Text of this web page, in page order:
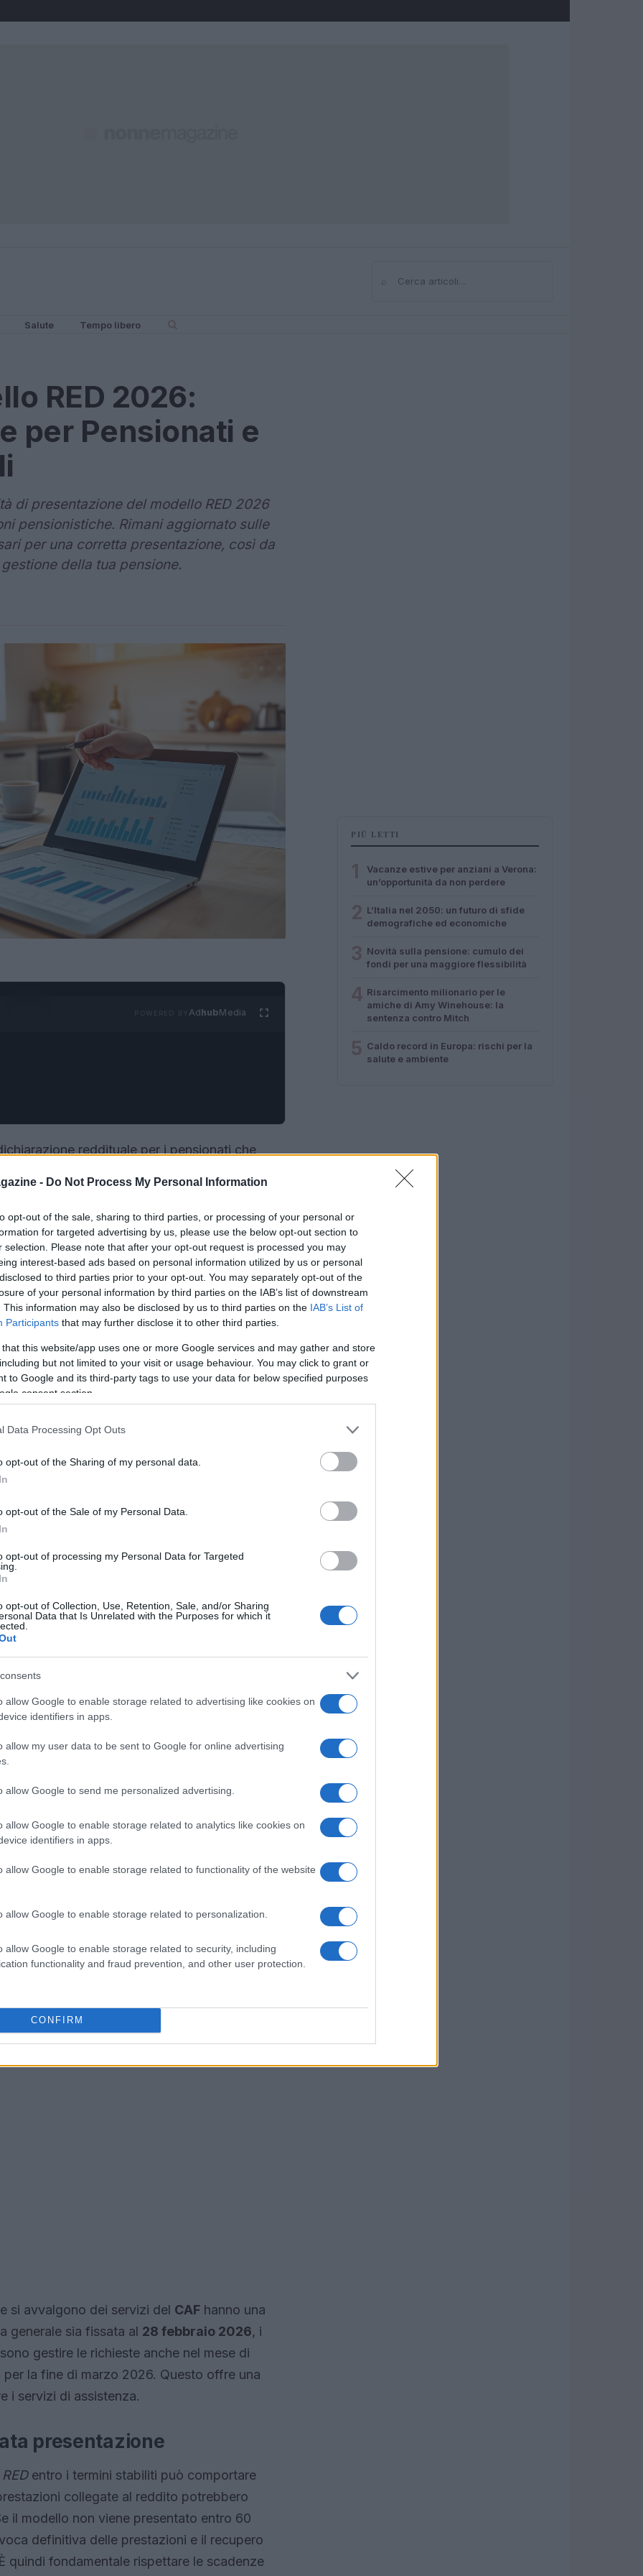
- Do Not Process My Personal Information
opt-out of the sale, sharing to third parties, or processing of your personal or
for targeted advertising by us, please use the below opt-out section to
selection. Please note that after your opt-out request is processed you may
interest-based ads based on personal information utilized by us or personal
to third parties prior to your opt-out. You may separately opt-out of the
of your personal information by third parties on the IAB’s list of downstream
This information may also be disclosed by us to third parties on the IAB’s List of
Participants that may further disclose it to other third parties.
that this website/app uses one or more Google services and may gather and store
but not limited to your visit or usage behaviour. You may click to grant or
to Google and its third-party tags to use your data for below specified purposes
consent section.
Data Processing Opt Outs
opt-out of the Sharing of my personal data.
opt-out of the Sale of my Personal Data.
opt-out of processing my Personal Data for Targeted
opt-out of Collection, Use, Retention, Sale, and/or Sharing
Data that Is Unrelated with the Purposes for which it
allow Google to enable storage related to advertising like cookies on
identifiers in apps.
allow my user data to be sent to Google for online advertising
allow Google to send me personalized advertising.
allow Google to enable storage related to analytics like cookies on
identifiers in apps.
allow Google to enable storage related to functionality of the website
allow Google to enable storage related to personalization.
allow Google to enable storage related to security, including
functionality and fraud prevention, and other user protection.
CONFIRM
⌕Cerca
Salute Tempo libero
RED 2026:
per Pensionati e
di presentazione del modello RED 2026
pensionistiche. Rimani aggiornato sulle
per una corretta presentazione, così da
della tua pensione.
AdhubMedia
reddituale per i pensionati che
dichiarazione riguarda i redditi percepiti
il
. È essenziale chiarire chi
essere le conseguenze in caso di omessa
RED 2026
per i pensionati che ricevono prestazioni
Tra queste prestazioni rientrano
al trattamento minimo e la
quattordicesima
integralmente i propri redditi all’Agenzia
il modello.
attraverso vari canali, come la notifica
, l’app
sono fondamentali per evitare malintesi
del modello
RED 2026. Gli interessati possono
(CAF)
autonoma, è necessario utilizzare
, laCIEo l’ eIDAS, accedendo al servizio RED
si avvalgono dei servizi del CAF hanno una
generale sia fissata al 28 febbraio 2026, i
gestire le richieste anche nel mese di
la fine di marzo 2026. Questo offre una
i servizi di assistenza.
presentazione
REDentro i termini stabiliti può comportare
collegate al reddito potrebbero
il modello non viene presentato entro 60
definitiva delle prestazioni e il recupero
quindi fondamentale rispettare le scadenze
PIÙ LETTI
Vacanze estive per anziani a Verona:
un’opportunità da non perdere
L’Italia nel 2050: un futuro di sfide
demografiche ed economiche
Novità sulla pensione: cumulo dei
fondi per una maggiore flessibilità
Risarcimento milionario per le
amiche di Amy Winehouse: la
sentenza contro Mitch
Caldo record in Europa: rischi per la
salute e ambiente